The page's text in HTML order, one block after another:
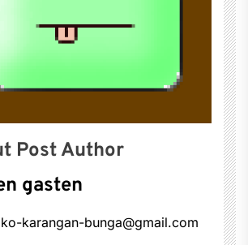
Post Author
gasten
karangan-bunga@gmail.com